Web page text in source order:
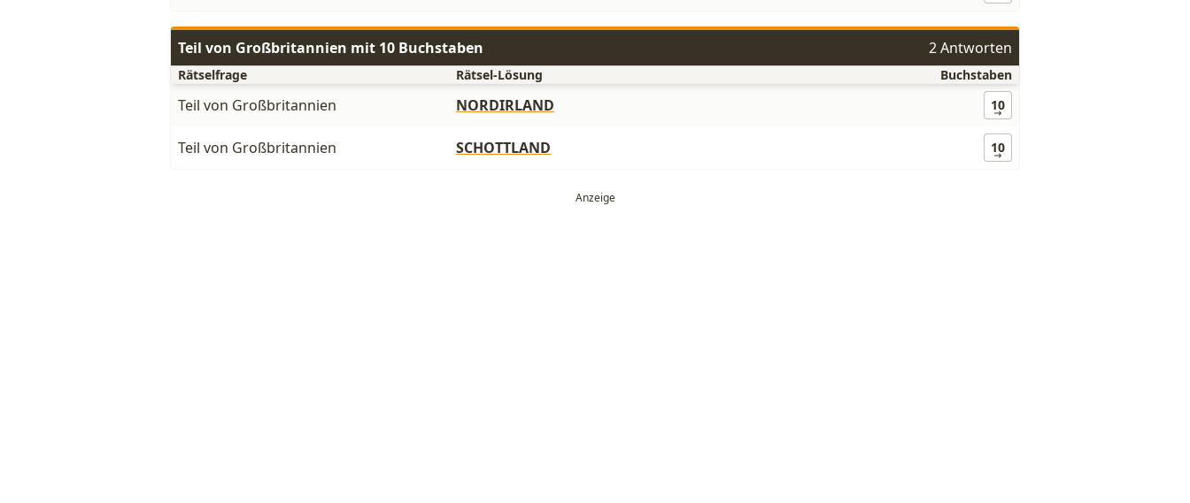
Teil von Großbritannien mit 10 Buchstaben 2 Antworten
Rätselfrage Rätsel-Lösung Buchstaben
Teil von Großbritannien NORDIRLAND 10
Teil von Großbritannien SCHOTTLAND 10